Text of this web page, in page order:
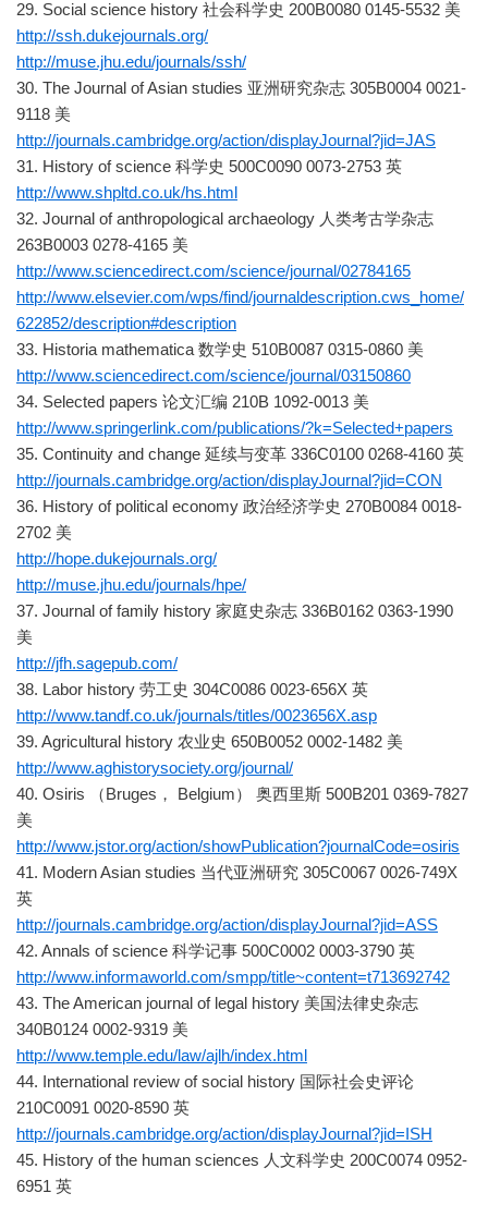
29. Social science history 社会科学史 200B0080 0145-5532 美
http://ssh.dukejournals.org/
http://muse.jhu.edu/journals/ssh/
30. The Journal of Asian studies 亚洲研究杂志 305B0004 0021-
9118 美
http://journals.cambridge.org/action/displayJournal?jid=JAS
31. History of science 科学史 500C0090 0073-2753 英
http://www.shpltd.co.uk/hs.html
32. Journal of anthropological archaeology 人类考古学杂志
263B0003 0278-4165 美
http://www.sciencedirect.com/science/journal/02784165
http://www.elsevier.com/wps/find/journaldescription.cws_home/
622852/description#description
33. Historia mathematica 数学史 510B0087 0315-0860 美
http://www.sciencedirect.com/science/journal/03150860
34. Selected papers 论文汇编 210B 1092-0013 美
http://www.springerlink.com/publications/?k=Selected+papers
35. Continuity and change 延续与变革 336C0100 0268-4160 英
http://journals.cambridge.org/action/displayJournal?jid=CON
36. History of political economy 政治经济学史 270B0084 0018-
2702 美
http://hope.dukejournals.org/
http://muse.jhu.edu/journals/hpe/
37. Journal of family history 家庭史杂志 336B0162 0363-1990
美
http://jfh.sagepub.com/
38. Labor history 劳工史 304C0086 0023-656X 英
http://www.tandf.co.uk/journals/titles/0023656X.asp
39. Agricultural history 农业史 650B0052 0002-1482 美
http://www.aghistorysociety.org/journal/
40. Osiris （Bruges， Belgium） 奥西里斯 500B201 0369-7827
美
http://www.jstor.org/action/showPublication?journalCode=osiris
41. Modern Asian studies 当代亚洲研究 305C0067 0026-749X
英
http://journals.cambridge.org/action/displayJournal?jid=ASS
42. Annals of science 科学记事 500C0002 0003-3790 英
http://www.informaworld.com/smpp/title~content=t713692742
43. The American journal of legal history 美国法律史杂志
340B0124 0002-9319 美
http://www.temple.edu/law/ajlh/index.html
44. International review of social history 国际社会史评论
210C0091 0020-8590 英
http://journals.cambridge.org/action/displayJournal?jid=ISH
45. History of the human sciences 人文科学史 200C0074 0952-
6951 英